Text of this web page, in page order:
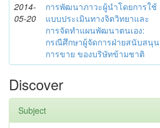
2014-
05-20
การพัฒนาภาวะผู้นำโดยการใช้
แบบประเมินทางจิตวิทยาและ
การจัดทำแผนพัฒนาตนเอง:
กรณีศึกษาผู้จัดการฝ่ายสนับสนุน
การขาย ของบริษัทข้ามชาติ
Discover
Subject